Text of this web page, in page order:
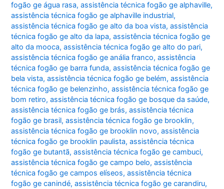
fogão ge água rasa,assistência técnica fogão ge alphaville,
assistência técnica fogão ge alphaville industrial,
assistência técnica fogão ge alto da boa vista,assistência
técnica fogão ge alto da lapa,assistência técnica fogão ge
alto da mooca,assistência técnica fogão ge alto do pari,
assistência técnica fogão ge anália franco,assistência
técnica fogão ge barra funda,assistência técnica fogão ge
bela vista,assistência técnica fogão ge belém,assistência
técnica fogão ge belenzinho,assistência técnica fogão ge
bom retiro,assistência técnica fogão ge bosque da saúde,
assistência técnica fogão ge brás,assistência técnica
fogão ge brasil,assistência técnica fogão ge brooklin,
assistência técnica fogão ge brooklin novo,assistência
técnica fogão ge brooklin paulista,assistência técnica
fogão ge butantã,assistência técnica fogão ge cambuci,
assistência técnica fogão ge campo belo,assistência
técnica fogão ge campos elíseos,assistência técnica
fogão ge canindé,assistência técnica fogão ge carandiru,